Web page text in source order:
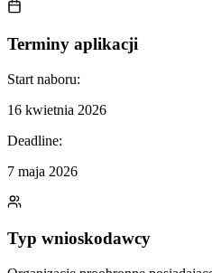
Terminy aplikacji
Start naboru:
16 kwietnia 2026
Deadline:
7 maja 2026
Typ wnioskodawcy